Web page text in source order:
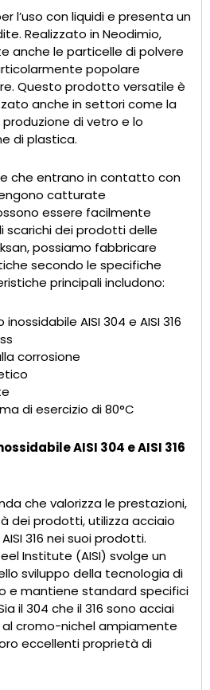
l’uso con liquidi e presenta un
Realizzato in Neodimio,
anche le particelle di polvere
popolare
Questo prodotto versatile è
anche in settori come la
di vetro e lo
di plastica.
che entrano in contatto con
catturate
essere facilmente
dei prodotti delle
possiamo fabbricare
secondo le specifiche
principali includono:
AISI 304 e AISI 316
corrosione
di esercizio di 80°C
AISI 304 e AISI 316
che valorizza le prestazioni,
dei prodotti, utilizza acciaio
316 nei suoi prodotti.
Institute (AISI) svolge un
sviluppo della tecnologia di
e mantiene standard specifici
il 304 che il 316 sono acciai
cromo-nichel ampiamente
eccellenti proprietà di